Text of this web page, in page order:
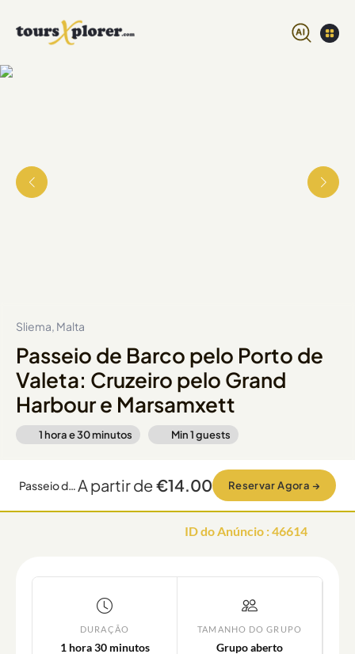
Sliema, Malta
Passeio de Barco pelo Porto de
Valeta: Cruzeiro pelo Grand
Harbour e Marsamxett
1 hora e 30 minutos Min1guests
Passeio de Barco pelo Porto de Valeta: Cruzeiro pelo Grand Harbour e MarsamxettA partir de€14.00 Reservar Agora →
ID do Anúncio :46614
DURAÇÃO
1 hora 30 minutos
TAMANHO DO GRUPO
Grupo aberto